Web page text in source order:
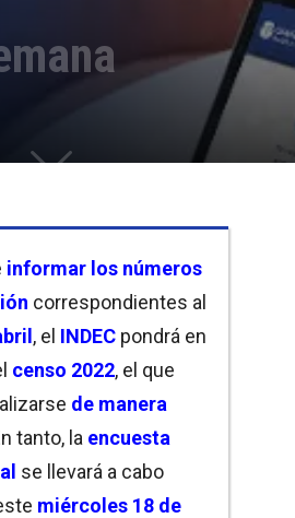
informar los números
correspondientes al
, el INDEC pondrá en
censo 2022, el que
de manera
tanto, la encuesta
se llevará a cabo
miércoles 18 de